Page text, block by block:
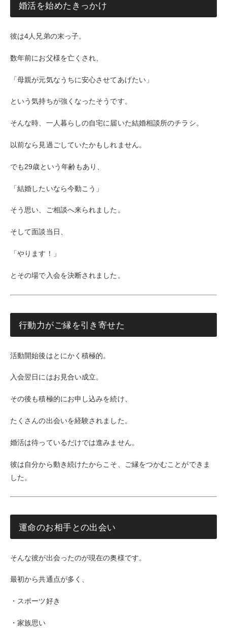
婚活を始めたきっかけ
彼は4人兄弟の末っ子。
数年前にお父様を亡くされ、
「母親が元気なうちに安心させてあげたい」
という気持ちが強くなったそうです。
そんな時、一人暮らしの自宅に届いた結婚相談所のチラシ。
以前なら見過ごしていたかもしれません。
でも29歳という年齢もあり、
「結婚したいなら今動こう」
そう思い、ご相談へ来られました。
そして面談当日、
「やります！」
とその場で入会を決断されました。
行動力がご縁を引き寄せた
活動開始後はとにかく積極的。
入会翌日にはお見合い成立。
その後も積極的にお申し込みを続け、
たくさんの出会いを経験されました。
婚活は待っているだけでは進みません。
彼は自分から動き続けたからこそ、ご縁をつかむことができま
した。
運命のお相手との出会い
そんな彼が出会ったのが現在の奥様です。
最初から共通点が多く、
・スポーツ好き
・家族思い